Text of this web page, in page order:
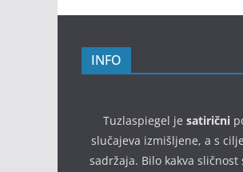
INFO
Tuzlaspiegel je satirični
slučajeva izmišljene, a s
sadržaja. Bilo kakva